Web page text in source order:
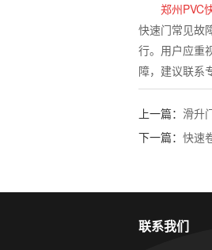
郑州PVC
快速门常见故
行。用户应重
障，建议联系
上一篇： 滑升
下一篇： 快速
联系我们